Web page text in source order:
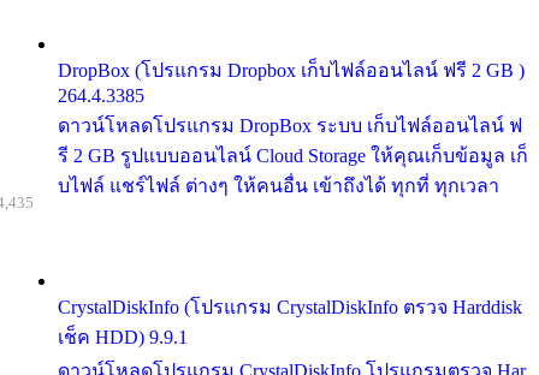
DropBox (โปรแกรม Dropbox เก็บไฟล์ออนไลน์ ฟรี 2 GB )
264.4.3385
ดาวน์โหลดโปรแกรม DropBox ระบบ เก็บไฟล์ออนไลน์ ฟ
รี 2 GB รูปแบบออนไลน์ Cloud Storage ให้คุณเก็บข้อมูล เก็
บไฟล์ แชร์ไฟล์ ต่างๆ ให้คนอื่น เข้าถึงได้ ทุกที่ ทุกเวลา
CrystalDiskInfo (โปรแกรม CrystalDiskInfo ตรวจ Harddisk
เช็ค HDD) 9.9.1
ดาวน์โหลดโปรแกรม CrystalDiskInfo โปรแกรมตรวจ Har